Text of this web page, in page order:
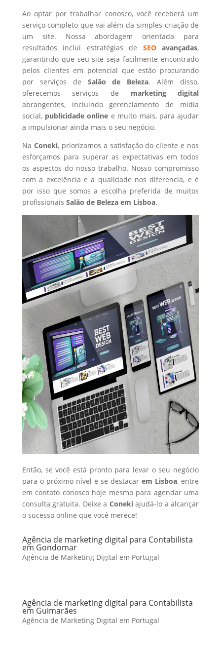
Ao optar por trabalhar conosco, você receberá um
serviço completo que vai além da simples criação de
um site. Nossa abordagem orientada para
resultados inclui estratégias de SEOavançadas,
garantindo que seu site seja facilmente encontrado
pelos clientes em potencial que estão procurando
por serviços de Salão de Beleza. Além disso,
oferecemos serviços de marketing digital
abrangentes, incluindo gerenciamento de mídia
social, publicidade online e muito mais, para ajudar
a impulsionar ainda mais o seu negócio.
Na Coneki, priorizamos a satisfação do cliente e nos
esforçamos para superar as expectativas em todos
os aspectos do nosso trabalho. Nosso compromisso
com a excelência e a qualidade nos diferencia, e é
por isso que somos a escolha preferida de muitos
profissionais Salão de Belezaem Lisboa.
Então, se você está pronto para levar o seu negócio
para o próximo nível e se destacarem Lisboa, entre
em contato conosco hoje mesmo para agendar uma
consulta gratuita. Deixe a Conekiajudá-lo a alcançar
o sucesso online que você merece!
Agência de marketing digital para Contabilista
em Gondomar
Agência de Marketing Digital em Portugal
Agência de marketing digital para Contabilista
em Guimarães
Agência de Marketing Digital em Portugal